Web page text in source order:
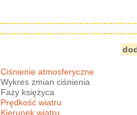
Ciśnienie atmosferyczne
Wykres zmian ciśnienia
Fazy księżyca
Prędkość wiatru
Kierunek wiatru